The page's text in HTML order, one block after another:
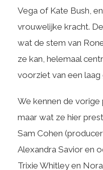
Vega of Kate Bush,
vrouwelijke kracht.
wat de stem van
ze kan, helemaal
voorziet van een laag
We kennen de vorige
maar wat ze hier
Sam Cohen
Alexandra Savior en
Trixie Whitley en